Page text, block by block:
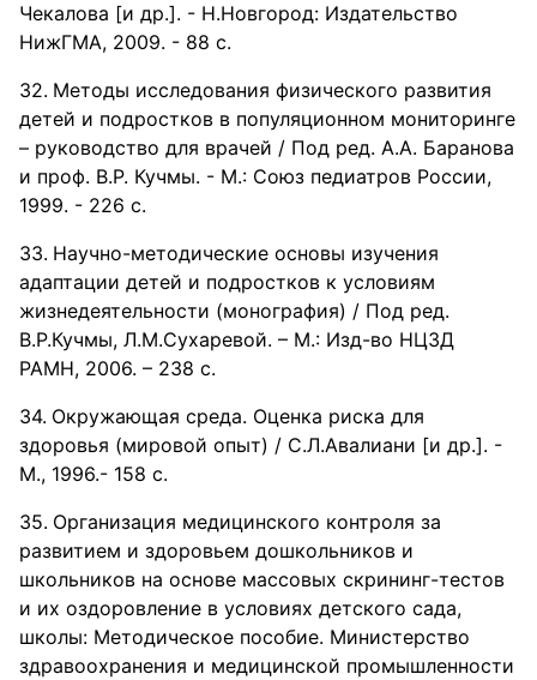
Чекалова [и др.]. - Н.Новгород: Издательство
НижГМА, 2009. - 88 с.
Методы исследования физического развития
детей и подростков в популяционном мониторинге
– руководство для врачей / Под ред. А.А. Баранова
и проф. В.Р. Кучмы. - М.: Союз педиатров России,
1999. - 226 с.
Научно-методические основы изучения
адаптации детей и подростков к условиям
жизнедеятельности (монография) / Под ред.
В.Р.Кучмы, Л.М.Сухаревой. – М.: Изд-во НЦЗД
РАМН, 2006. – 238 с.
Окружающая среда. Оценка риска для
здоровья (мировой опыт) / С.Л.Авалиани [и др.]. -
М., 1996.- 158 с.
Организация медицинского контроля за
развитием и здоровьем дошкольников и
школьников на основе массовых скрининг-тестов
и их оздоровление в условиях детского сада,
школы: Методическое пособие. Министерство
здравоохранения и медицинской промышленности